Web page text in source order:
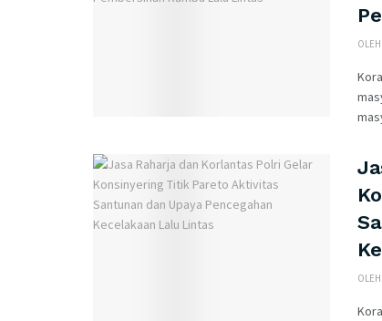
OLEH
OLEH